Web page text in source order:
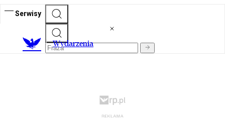
Serwisy
Wydarzenia